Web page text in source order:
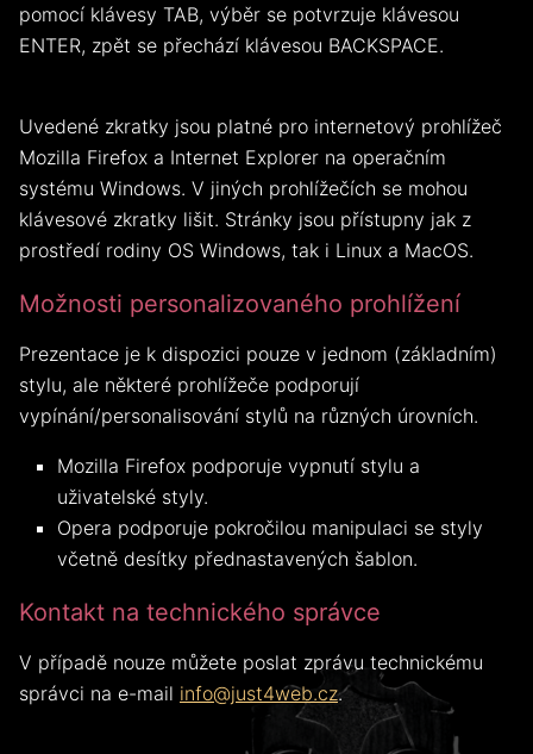
pomocí klávesy TAB, výběr se potvrzuje klávesou
ENTER, zpět se přechází klávesou BACKSPACE.
Uvedené zkratky jsou platné pro internetový prohlížeč
Mozilla Firefox a Internet Explorer na operačním
systému Windows. V jiných prohlížečích se mohou
klávesové zkratky lišit. Stránky jsou přístupny jak z
prostředí rodiny OS Windows, tak i Linux a MacOS.
Možnosti personalizovaného prohlížení
Prezentace je k dispozici pouze v jednom (základním)
stylu, ale některé prohlížeče podporují
vypínání/personalisování stylů na různých úrovních.
Mozilla Firefox podporuje vypnutí stylu a
uživatelské styly.
Opera podporuje pokročilou manipulaci se styly
včetně desítky přednastavených šablon.
Kontakt na technického správce
V případě nouze můžete poslat zprávu technickému
správci na e-mail info@just4web.cz.